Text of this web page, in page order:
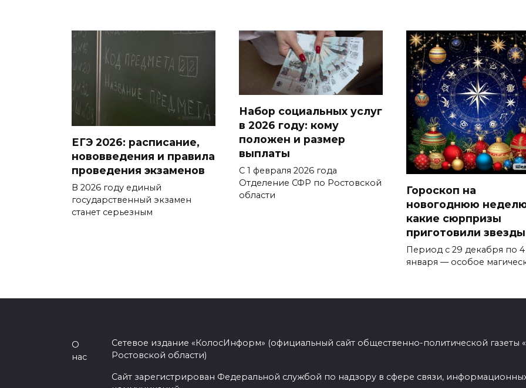
ЕГЭ 2026: расписание,
нововведения и правила
проведения экзаменов
В 2026 году единый
государственный экзамен
станет серьезным
Набор социальных услуг
в 2026 году: кому
положен и размер
выплаты
С 1 февраля 2026 года
Отделение СФР по Ростовской
области
Гороскоп на
новогоднюю
какие сюрпризы
приготовили звезды
Период с 29 декабря по 4
января — особое
О
нас
Сетевое издание «КолосИнформ» (официальный сайт общественно-политической газеты
Ростовской области)
Сайт зарегистрирован Федеральной службой по надзору в сфере связи,